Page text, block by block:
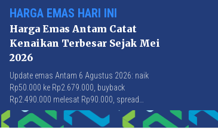
HARGA EMAS HARI INI
Harga Emas Antam Catat
Kenaikan Terbesar Sejak Mei
2026
Update emas Antam 6 Agustus 2026: naik
Rp50.000 ke Rp2.679.000, buyback
Rp2.490.000 melesat Rp90.000, spread
Rp189.000 tersempit sejak awal April 2026.